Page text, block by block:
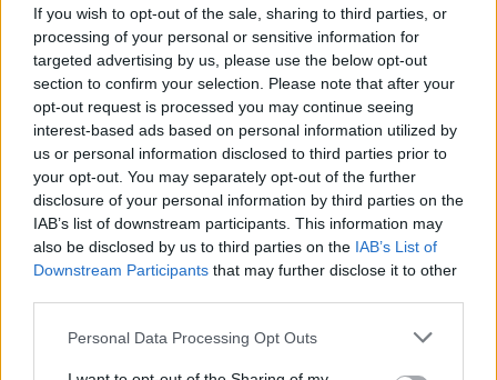
If you wish to opt-out of the sale, sharing to third parties, or
processing of your personal or sensitive information for
targeted advertising by us, please use the below opt-out
section to confirm your selection. Please note that after your
opt-out request is processed you may continue seeing
interest-based ads based on personal information utilized by
us or personal information disclosed to third parties prior to
your opt-out. You may separately opt-out of the further
disclosure of your personal information by third parties on the
IAB’s list of downstream participants. This information may
also be disclosed by us to third parties on the IAB’s List of
Downstream Participants that may further disclose it to other
Please note that this website/app uses one or more Google
Personal Data Processing Opt Outs
az Apostolok tornyát, bekukkanthatnak a könyvtár
más napokon elzárt raktárába és végigsétálhatnak a
földszinti folyosók labirintusán. Az udvaron
ökörfogatozás, ügyességi játékok, állatsimogató és
"tanyaolimpia" - tojáskeresés, patkódobás,
talicskatolás, csergetés, tülkölés, pányvavetés -
szórakoztatja a gyerekeket. Éjfélkor tűzugrás lesz a
múzeum udvarán a Görömbő Kompánia zenei
kíséretével.